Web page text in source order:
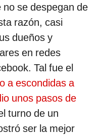
se despegan de
razón, casi
dueños y
en redes
Tal fue el
a escondidas a
unos pasos de
turno de un
ser la mejor